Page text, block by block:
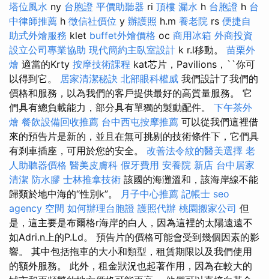
塔位風水 ny 台胞證 平價助聽器 ri 頂樓 漏水 h 台胞證 h 台
中律師推薦 h 徵信社價位 y 辦護照 h.m 養老院 rs 便捷自
助式外燴服務 klet buffet外燴價格 oc 商用冰箱 外商投資
設立公司專業協助 現代簡約主臥室設計 k r.l移動。 苗栗外
燴 適當的Krty 按摩技術課程 kat芯片，Pavilions，``你可
以得到它。 居家清潔秘訣 北部眼科權威 我們設計了我們的
價格和服務，以為我們的客戶提供最好的高質量服務。 它
們具有總負載能力，部分具有單獨的製動配件。 下午茶外
燴 餐飲設備回收推薦 台中西屯按摩推薦 可以從我們這裡借
來的預告片是新的，並且在無可挑剔的技術條件下，它們具
有剎車插座，可用於您的安全。 改善法令紋的醫美選擇 老
人助聽器價格 醫美皮膚科 假牙費用 安養院 新店 台中居家
清潔 防水膠 士林推拿技術 該國的海灘溫和，該海岸線不能
歸類於地中海的“性別k”。 月子中心推薦 記帳士 seo
agency 空間 如何辦理台胞證 護照代辦 桃園搬家公司 但
是，這主要是布爾格r海岸的白人，因為這裡的太陽遠遠不
如Adri.n上的P.Ld。 預告片的價格可能會受到幾個因素的影
響。 其中包括拖車的大小和類型，租賃期限以及我們使用
的額外服務。 此外，租金狀況也起著作用，因為在較大的